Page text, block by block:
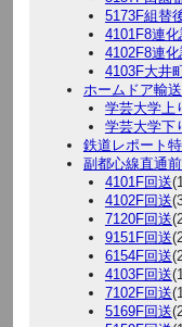
5173F組替
4101F8連
4102F8連
4103F大井
ホームドア輸
学芸大学上
学芸大学下
鉄道レポート
副都心線直通
4101F回送
4102F回送
7120F回送
9151F回送
6154F回送
4103F回送
7102F回送
5169F回送